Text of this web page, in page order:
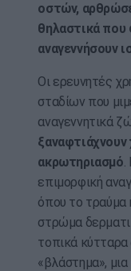
οστών,
θηλαστικά που
αναγεννήσουν
Οι ερευνητές
σταδίων που
αναγεννητικά
ακρωτηριασμό.
επιμορφική
όπου το τραύμα
στρώμα
τοπικά κύτταρα
«βλάστημα»,